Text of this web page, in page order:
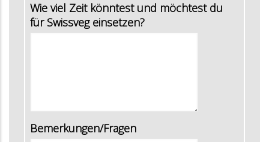
Wie viel Zeit könntest und möchtest du
für Swissveg einsetzen?
Bemerkungen/Fragen